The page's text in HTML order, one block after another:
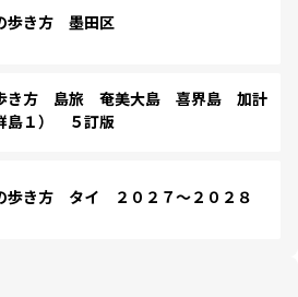
歩き方 墨田区
き方 島旅 奄美大島 喜界島 加計
島１） ５訂版
歩き方 タイ ２０２７～２０２８